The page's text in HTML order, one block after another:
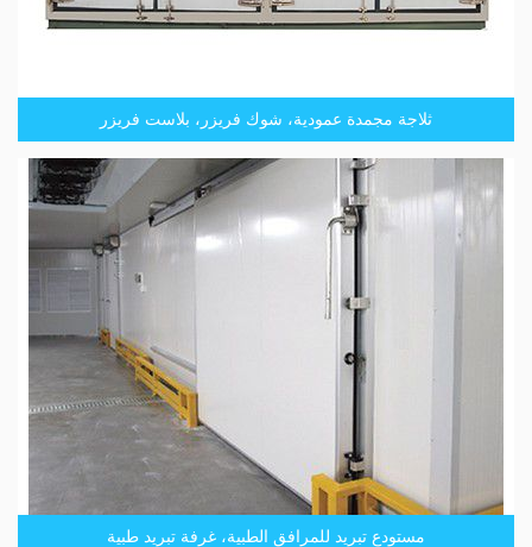
ثلاجة مجمدة عمودية، شوك فريزر، بلاست فريزر
مستودع تبريد للمرافق الطبية، غرفة تبريد طبية